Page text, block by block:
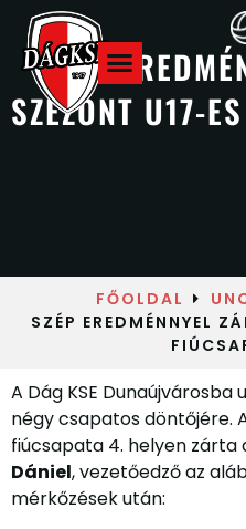
SZÉP
SZEZONT U17-
FŐOLDAL
SZÉP EREDMÉNNYEL
A Dág KSE Dunaújvárosba
négy csapatos döntőjére.
fiúcsapata 4. helyen zárta
Dániel, vezetőedző az
mérkőzések után: